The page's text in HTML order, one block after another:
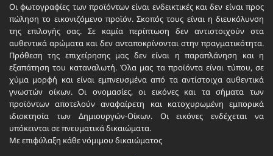
Οι φωτογραφίες των προϊόντων είναι ενδεικτικές και δεν είναι προς
πώληση το εικονιζόμενο προϊόν. Σκοπός τους είναι η διευκόλυνση
της επιλογής σας. Σε καμία περίπτωση δεν αντιστοιχούν στα
αυθεντικά αρώματα και δεν ανταποκρίνονται στην πραγματικότητα.
Πρόθεση της επιχείρησης μας δεν είναι η παραπλάνηση και η
εξαπάτηση του καταναλωτή. Όλα μας τα προϊόντα είναι τύπου, σε
χύμα μορφή και είναι εμπνευσμένα από τα αντίστοιχα αυθεντικά
γνωστών οίκων. Οι ονομασίες, οι εικόνες και τα σήματα των
προϊόντων αποτελούν αναφαίρετη και κατοχυρωμένη εμπορικά
ιδιοκτησία των Δημιουργών-Οίκων. Οι εικόνες ενδέχεται να
υπόκεινται σε πνευματικά δικαιώματα.
Με επιφύλαξη κάθε νόμιμου δικαιώματος